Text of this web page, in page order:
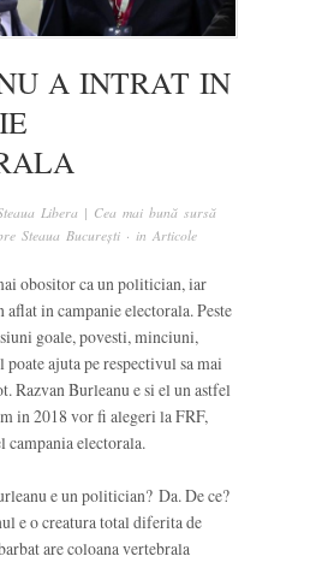
A INTRAT IN
Libera | Cea mai bună sursă
Steaua București · in Articole
obositor ca un politician, iar
in campanie electorala. Peste
goale, povesti, minciuni,
ajuta pe respectivul sa mai
Razvan Burleanu e si el un astfel
in 2018 vor fi alegeri la FRF,
campania electorala.
e un politician? Da. De ce?
e o creatura total diferita de
are coloana vertebrala